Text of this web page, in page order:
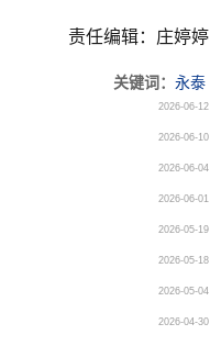
责任编辑：庄婷婷
关键词： 永泰
2026-06-12
2026-06-10
2026-06-04
2026-06-01
2026-05-19
2026-05-18
2026-05-04
2026-04-30